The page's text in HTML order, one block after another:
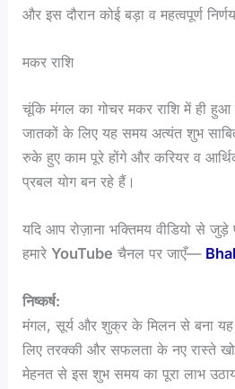
और इस दौरान कोई बड़ा व महत्वपूर्ण
मकर राशि
चूंकि मंगल का गोचर मकर राशि में ही
जातकों के लिए यह समय अत्यंत शुभ
रुके हुए काम पूरे होंगे और करियर व
प्रबल योग बन रहे हैं।
यदि आप रोज़ाना भक्तिमय वीडियो से
हमारेYouTube चैनल पर जाएँ—
निष्कर्ष:
मंगल, सूर्य और शुक्र के मिलन से बना यह
लिए तरक्की और सफलता के नए रास्ते
मेहनत से इस शुभ समय का पूरा लाभ